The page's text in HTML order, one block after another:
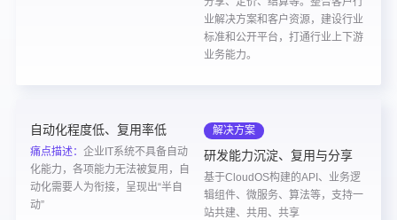
业解决方案和客户资源，建设行业
标准和公开平台，打通行业上下游
业务能力。
自动化程度低、复用率低
痛点描述： 企业IT系统不具备自动
化能力，各项能力无法被复用，自
动化需要人为衔接，呈现出“半自
动”
解决方案
研发能力沉淀、复用与分享
基于CloudOS构建的API、业务逻
辑组件、微服务、算法等，支持一
站共建、共用、共享